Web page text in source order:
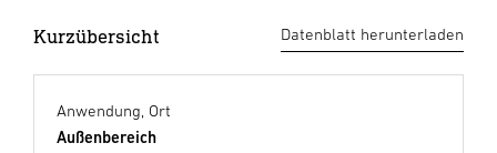
Kurzübersicht Datenblatt herunterladen
Anwendung, Ort
Außenbereich